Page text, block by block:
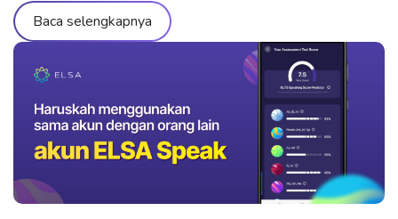
Baca selengkapnya